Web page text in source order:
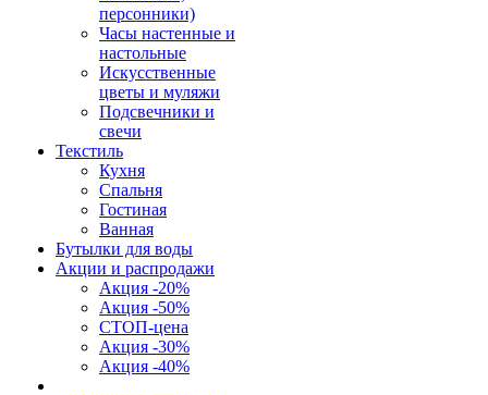
персонники)
Часы настенные и
настольные
Искусственные
цветы и муляжи
Подсвечники и
свечи
Текстиль
Кухня
Спальня
Гостиная
Ванная
Бутылки для воды
Акции и распродажи
Акция -20%
Акция -50%
СТОП-цена
Акция -30%
Акция -40%